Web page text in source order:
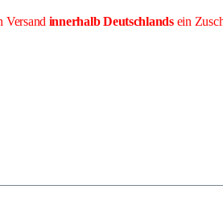
innerhalb Deutschlandsein